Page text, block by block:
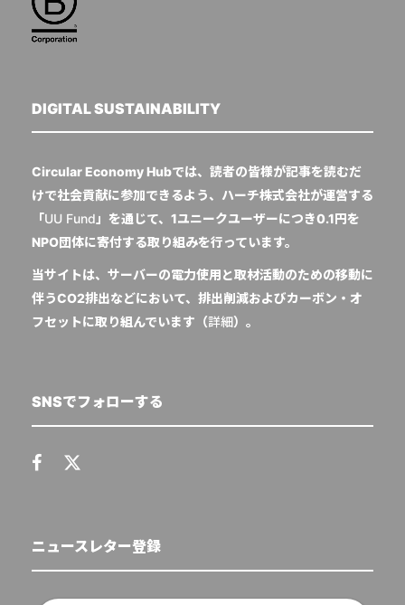
DIGITAL SUSTAINABILITY
Circular Economy Hubでは、読者の皆様が記事を読むだ
けで社会貢献に参加できるよう、ハーチ株式会社が運営する
「UU Fund 」を通じて、1ユニークユーザーにつき0.1円を
NPO団体に寄付する取り組みを行っています。
当サイトは、サーバーの電力使用と取材活動のための移動に
伴うCO2排出などにおいて、排出削減およびカーボン・オ
フセットに取り組んでいます（詳細）。
SNSでフォローする
ニュースレター登録